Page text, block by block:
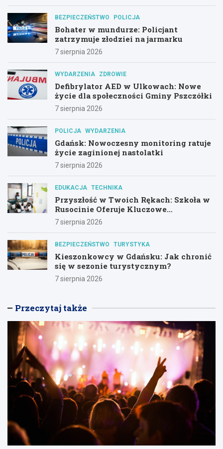
BEZPIECZEŃSTWO POLICJA
Bohater w mundurze: Policjant
zatrzymuje złodziei na jarmarku
7 sierpnia 2026
WYDARZENIA ZDROWIE
Defibrylator AED w Ulkowach: Nowe
życie dla społeczności Gminy Pszczółki
7 sierpnia 2026
POLICJA WYDARZENIA
Gdańsk: Nowoczesny monitoring ratuje
życie zaginionej nastolatki
7 sierpnia 2026
EDUKACJA TECHNIKA
Przyszłość w Twoich Rękach: Szkoła w
Rusocinie Oferuje Kluczowe
Umiejętności
7 sierpnia 2026
BEZPIECZEŃSTWO TURYSTYKA
Kieszonkowcy w Gdańsku: Jak chronić
się w sezonie turystycznym?
7 sierpnia 2026
Przeczytaj także